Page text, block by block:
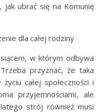
ubrać się na Komunię
dla całej rodziny
w którym odbywa
przyznać, że taka
całej społeczności i
przyjemnościami, ale
strój również musi